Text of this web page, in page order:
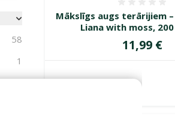
58
1
Mākslīgs augs terārijiem
Liana with moss,
Cena
11,99 €